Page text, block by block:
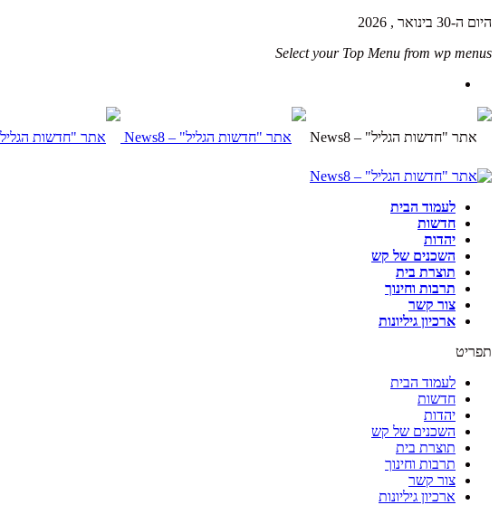
היום ה-30 בינואר , 2026
Select your Top Menu from wp menus
לעמוד הבית
חדשות
יהדות
השכנים של קש
תוצרת בית
תרבות וחינוך
צור קשר
ארכיון גיליונות
תפריט
לעמוד הבית
חדשות
יהדות
השכנים של קש
תוצרת בית
תרבות וחינוך
צור קשר
ארכיון גיליונות